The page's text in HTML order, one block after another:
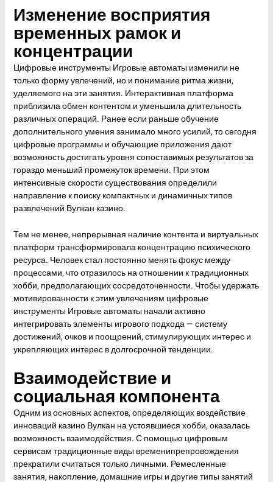
Изменение восприятия
временных рамок и
концентрации
Цифровые инструменты Игровые автоматы изменили не
только форму увлечений, но и понимание ритма жизни,
уделяемого на эти занятия. Интерактивная платформа
приблизила обмен контентом и уменьшила длительность
различных операций. Ранее если раньше обучение
дополнительного умения занимало много усилий, то сегодня
цифровые программы и обучающие приложения дают
возможность достигать уровня сопоставимых результатов за
гораздо меньший промежуток времени. При этом
интенсивные скорости существования определили
направление к поиску компактных и динамичных типов
развлечений Вулкан казино.
Тем не менее, непрерывная наличие контента и виртуальных
платформ трансформировала концентрацию психического
ресурса. Человек стал постоянно менять фокус между
процессами, что отразилось на отношении к традиционных
хобби, предполагающих сосредоточенности. Чтобы удержать
мотивированности к этим увлечениям цифровые
инструменты Игровые автоматы начали активно
интегрировать элементы игрового подхода — систему
достижений, очков и поощрений, стимулирующих интерес и
укрепляющих интерес в долгосрочной тенденции.
Взаимодействие и
социальная компонента
Одним из основных аспектов, определяющих воздействие
инноваций казино Вулкан на устоявшиеся хобби, оказалась
возможность взаимодействия. С помощью цифровым
сервисам традиционные виды временипрепровождения
прекратили считаться только личными. Ремесленные
занятия, накопление, домашние игры и другие типы занятий